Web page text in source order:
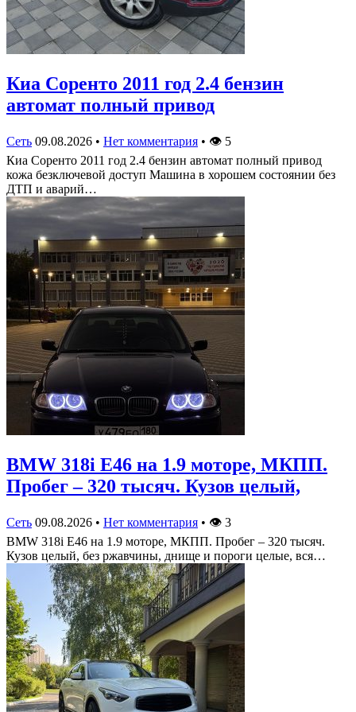
Киа Соренто 2011 год 2.4 бензин
автомат полный привод
Сеть 09.08.2026 • Нет комментария • 👁 5
Киа Соренто 2011 год 2.4 бензин автомат полный привод
кожа безключевой доступ Машина в хорошем состоянии без
ДТП и аварий…
BMW 318i E46 на 1.9 моторе, МКПП.
Пробег – 320 тысяч. Кузов целый,
Сеть 09.08.2026 • Нет комментария • 👁 3
BMW 318i E46 на 1.9 моторе, МКПП. Пробег – 320 тысяч.
Кузов целый, без ржавчины, днище и пороги целые, вся…